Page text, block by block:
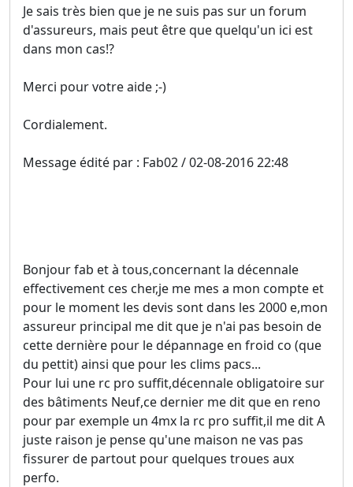
Je sais très bien que je ne suis pas sur un forum
d'assureurs, mais peut être que quelqu'un ici est
dans mon cas!?
Merci pour votre aide ;-)
Cordialement.
Message édité par : Fab02 / 02-08-2016 22:48
Bonjour fab et à tous,concernant la décennale
effectivement ces cher,je me mes a mon compte et
pour le moment les devis sont dans les 2000 e,mon
assureur principal me dit que je n'ai pas besoin de
cette dernière pour le dépannage en froid co (que
du pettit) ainsi que pour les clims pacs...
Pour lui une rc pro suffit,décennale obligatoire sur
des bâtiments Neuf,ce dernier me dit que en reno
pour par exemple un 4mx la rc pro suffit,il me dit A
juste raison je pense qu'une maison ne vas pas
fissurer de partout pour quelques troues aux
perfo.